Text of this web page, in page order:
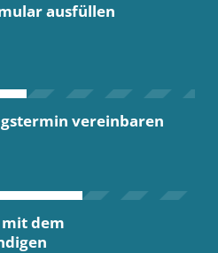
ausfüllen
vereinbaren
dem